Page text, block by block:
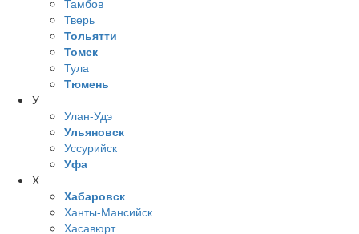
Тамбов
Тверь
Тольятти
Томск
Тула
Тюмень
У
Улан-Удэ
Ульяновск
Уссурийск
Уфа
Х
Хабаровск
Ханты-Мансийск
Хасавюрт